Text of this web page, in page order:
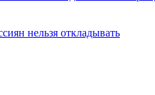
нельзя откладывать